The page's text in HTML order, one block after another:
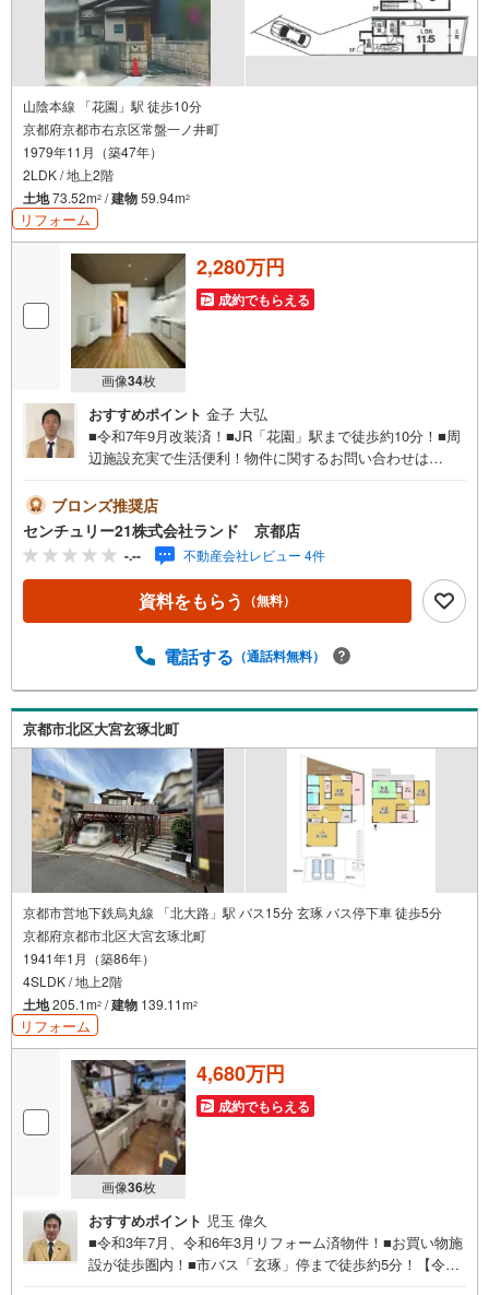
山陰本線 「花園」駅 徒歩10分
京都府京都市右京区常盤一ノ井町
1979年11月（築47年）
2LDK / 地上2階
土地73.52m2 /建物59.94m2
リフォーム
画像34枚
2,280万円
成約でもらえる
おすすめポイント 金子 大弘
■令和7年9月改装済！■JR「花園」駅まで徒歩約10分！■周
辺施設充実で生活便利！物件に関するお問い合わせは
ませ！＜センチュリー21ランドについて＞●センチュリー2
1ランド京都店は・・・ お客様のご希望をお客様の目線で
ご満足いただけるお住いを全力でお探し致します！●購入・
売却・ローンのご相談など、些細なことでもお気軽にご相
談下さいませ！●リフォームのご相談も承っております。○
京阪鴨東線 「出町柳」駅 徒歩約6分○京都市営地下鉄烏丸
日・水曜日定休日※祝日は営業）事前にご連絡いただけます
ます！
ブロンズ推奨店
センチュリー21株式会社ランド 京都店
-.-- 不動産会社レビュー 4件
資料をもらう （無料）
電話する （通話料無料）
京都市北区大宮玄琢北町
京都市営地下鉄烏丸線 「北大路」駅 バス15分 玄琢 バス停下車 徒歩5分
京都府京都市北区大宮玄琢北町
1941年1月（築86年）
4SLDK / 地上2階
土地205.1m2 /建物 139.11m2
リフォーム
画像36枚
4,680万円
成約でもらえる
おすすめポイント 児玉 偉久
■令和3年7月、令和6年3月リフォーム済物件！■お買い物施
設が徒歩圏内！■市バス「玄琢」停まで徒歩約5分！【令和